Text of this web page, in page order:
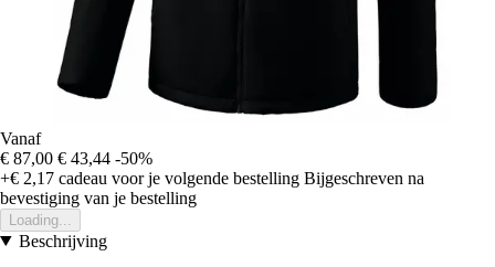
Vanaf
€ 87,00 € 43,44 -50%
+€ 2,17 cadeau voor je volgende bestelling Bijgeschreven na
bevestiging van je bestelling
Loading...
Beschrijving